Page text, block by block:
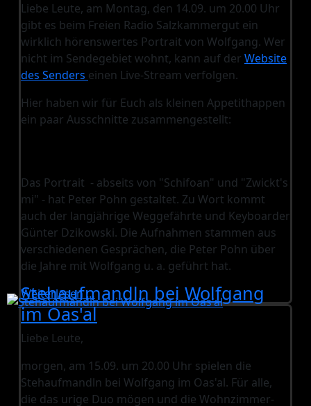
Liebe Leute, am Montag, den 14.09. um 20.00 Uhr
gibt es beim Freien Radio Salzkammergut ein
wirklich hörenswertes Portrait von Wolfgang. Wer
nicht im Sendegebiet wohnt, kann auf der Website
des Senders einen Live-Stream verfolgen.
Hier haben wir für Euch als kleinen Appetithappen
ein paar Ausschnitte zusammengestellt:
Das Portrait - abseits von "Schifoan" und "Zwickt's
mi" - hat Peter Pohn gestaltet. Zu Wort kommt
auch der langjährige Weggefährte und Keyboarder
Günter Dzikowski. Die Aufnahmen stammen aus
verschiedenen Gesprächen, die Peter Pohn über
die Jahre mit Wolfgang u. a. geführt hat.
Weiterlesen …
Stehaufmandln bei Wolfgang
im Oas'al
Liebe Leute,
morgen, am 15.09. um 20.00 Uhr spielen die
Stehaufmandln bei Wolfgang im Oas'al. Für alle,
die das urige Duo mögen und die Wohnzimmer-